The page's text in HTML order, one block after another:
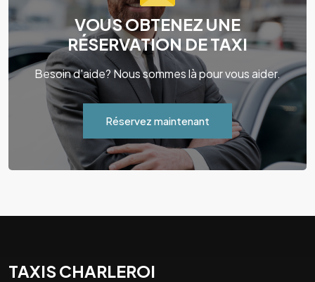
VOUS OBTENEZ UNE
RÉSERVATION DE TAXI
Besoin d'aide? Nous sommes là pour vous aider.
Réservez maintenant
TAXIS CHARLEROI